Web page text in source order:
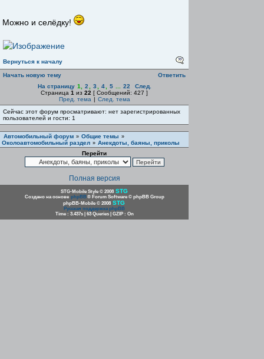
Можно и селёдку!
Вернуться к началу
Начать новую тему
Ответить
На страницу 1 2 3 4 5 22
След.
Страница 1 из 22 [ Сообщений: 427 ]
Пред. тема | След. тема
Сейчас этот форум просматривают: нет зарегистрированных
пользователей и гости: 1
Автомобильный форум » Общие темы »
Околоавтомобильный раздел » Анекдоты, баяны, приколы
Перейти
Полная версия
STG-Mobile Style © 2008 STG
Создано на основе phpBB® Forum Software © phpBB Group
phpBB-Mobile © 2008 STG
Русская поддержка phpBB
Time : 3.437s | 63 Queries | GZIP : On